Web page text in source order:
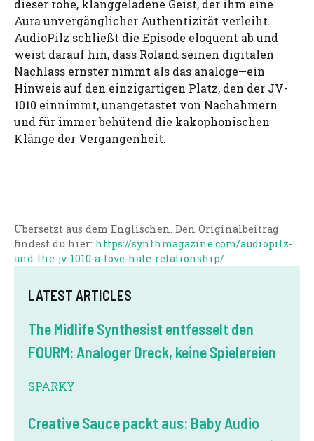
dieser rohe, klanggeladene Geist, der ihm eine
Aura unvergänglicher Authentizität verleiht.
AudioPilz schließt die Episode eloquent ab und
weist darauf hin, dass Roland seinen digitalen
Nachlass ernster nimmt als das analoge—ein
Hinweis auf den einzigartigen Platz, den der JV-
1010 einnimmt, unangetastet von Nachahmern
und für immer behütend die kakophonischen
Klänge der Vergangenheit.
Übersetzt aus dem Englischen. Den Originalbeitrag
findest du hier: https://synthmagazine.com/audiopilz-
and-the-jv-1010-a-love-hate-relationship/
LATEST ARTICLES
The Midlife Synthesist entfesselt den
FOURM: Analoger Dreck, keine Spielereien
SPARKY
Creative Sauce packt aus: Baby Audio